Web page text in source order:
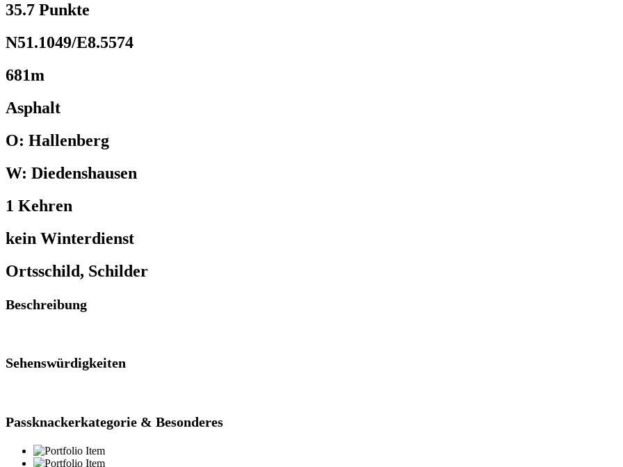
35.7 Punkte
N51.1049/E8.5574
681m
Asphalt
O: Hallenberg
W: Diedenshausen
1 Kehren
kein Winterdienst
Ortsschild, Schilder
Beschreibung
Sehenswürdigkeiten
Passknackerkategorie & Besonderes